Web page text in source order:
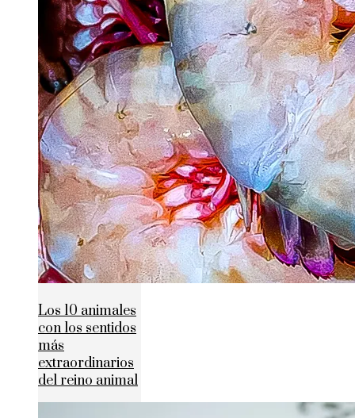
Los 10 animales
con los sentidos
más
extraordinarios
del reino animal